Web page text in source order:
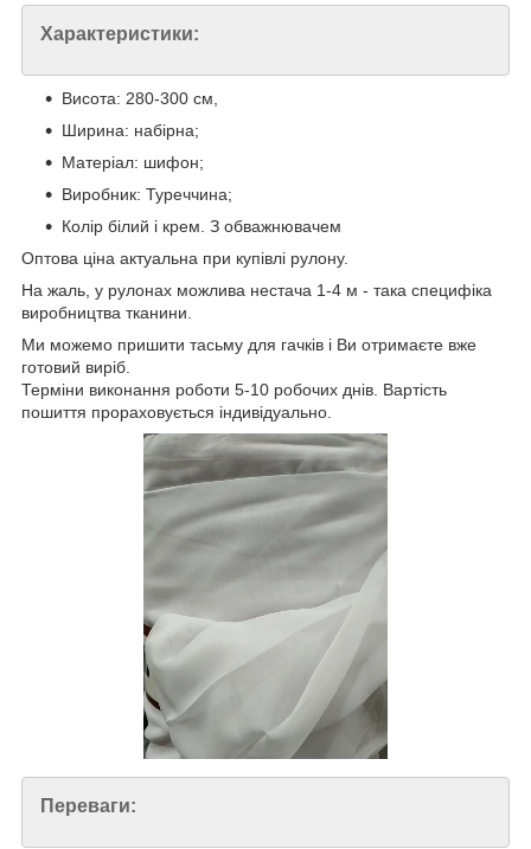
Характеристики:
Висота: 280-300 см,
Ширина: набірна;
Матеріал: шифон;
Виробник: Туреччина;
Колір білий і крем. З обважнювачем
Оптова ціна актуальна при купівлі рулону.
На жаль, у рулонах можлива нестача 1-4 м - така специфіка
виробництва тканини.
Ми можемо пришити тасьму для гачків і Ви отримаєте вже
готовий виріб.
Терміни виконання роботи 5-10 робочих днів. Вартість
пошиття прораховується індивідуально.
Переваги: